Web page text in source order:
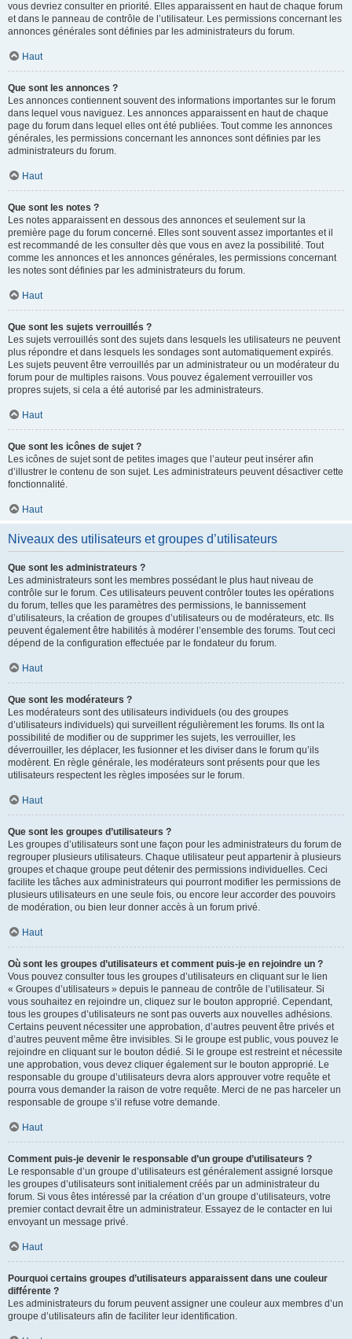
vous devriez consulter en priorité. Elles apparaissent en haut de chaque forum
et dans le panneau de contrôle de l’utilisateur. Les permissions concernant les
annonces générales sont définies par les administrateurs du forum.
Haut
Que sont les annonces ?
Les annonces contiennent souvent des informations importantes sur le forum
dans lequel vous naviguez. Les annonces apparaissent en haut de chaque
page du forum dans lequel elles ont été publiées. Tout comme les annonces
générales, les permissions concernant les annonces sont définies par les
administrateurs du forum.
Haut
Que sont les notes ?
Les notes apparaissent en dessous des annonces et seulement sur la
première page du forum concerné. Elles sont souvent assez importantes et il
est recommandé de les consulter dès que vous en avez la possibilité. Tout
comme les annonces et les annonces générales, les permissions concernant
les notes sont définies par les administrateurs du forum.
Haut
Que sont les sujets verrouillés ?
Les sujets verrouillés sont des sujets dans lesquels les utilisateurs ne peuvent
plus répondre et dans lesquels les sondages sont automatiquement expirés.
Les sujets peuvent être verrouillés par un administrateur ou un modérateur du
forum pour de multiples raisons. Vous pouvez également verrouiller vos
propres sujets, si cela a été autorisé par les administrateurs.
Haut
Que sont les icônes de sujet ?
Les icônes de sujet sont de petites images que l’auteur peut insérer afin
d’illustrer le contenu de son sujet. Les administrateurs peuvent désactiver cette
fonctionnalité.
Haut
Niveaux des utilisateurs et groupes d’utilisateurs
Que sont les administrateurs ?
Les administrateurs sont les membres possédant le plus haut niveau de
contrôle sur le forum. Ces utilisateurs peuvent contrôler toutes les opérations
du forum, telles que les paramètres des permissions, le bannissement
d’utilisateurs, la création de groupes d’utilisateurs ou de modérateurs, etc. Ils
peuvent également être habilités à modérer l’ensemble des forums. Tout ceci
dépend de la configuration effectuée par le fondateur du forum.
Haut
Que sont les modérateurs ?
Les modérateurs sont des utilisateurs individuels (ou des groupes
d’utilisateurs individuels) qui surveillent régulièrement les forums. Ils ont la
possibilité de modifier ou de supprimer les sujets, les verrouiller, les
déverrouiller, les déplacer, les fusionner et les diviser dans le forum qu’ils
modèrent. En règle générale, les modérateurs sont présents pour que les
utilisateurs respectent les règles imposées sur le forum.
Haut
Que sont les groupes d’utilisateurs ?
Les groupes d’utilisateurs sont une façon pour les administrateurs du forum de
regrouper plusieurs utilisateurs. Chaque utilisateur peut appartenir à plusieurs
groupes et chaque groupe peut détenir des permissions individuelles. Ceci
facilite les tâches aux administrateurs qui pourront modifier les permissions de
plusieurs utilisateurs en une seule fois, ou encore leur accorder des pouvoirs
de modération, ou bien leur donner accès à un forum privé.
Haut
Où sont les groupes d’utilisateurs et comment puis-je en rejoindre un ?
Vous pouvez consulter tous les groupes d’utilisateurs en cliquant sur le lien
« Groupes d’utilisateurs » depuis le panneau de contrôle de l’utilisateur. Si
vous souhaitez en rejoindre un, cliquez sur le bouton approprié. Cependant,
tous les groupes d’utilisateurs ne sont pas ouverts aux nouvelles adhésions.
Certains peuvent nécessiter une approbation, d’autres peuvent être privés et
d’autres peuvent même être invisibles. Si le groupe est public, vous pouvez le
rejoindre en cliquant sur le bouton dédié. Si le groupe est restreint et nécessite
une approbation, vous devez cliquer également sur le bouton approprié. Le
responsable du groupe d’utilisateurs devra alors approuver votre requête et
pourra vous demander la raison de votre requête. Merci de ne pas harceler un
responsable de groupe s’il refuse votre demande.
Haut
Comment puis-je devenir le responsable d’un groupe d’utilisateurs ?
Le responsable d’un groupe d’utilisateurs est généralement assigné lorsque
les groupes d’utilisateurs sont initialement créés par un administrateur du
forum. Si vous êtes intéressé par la création d’un groupe d’utilisateurs, votre
premier contact devrait être un administrateur. Essayez de le contacter en lui
envoyant un message privé.
Haut
Pourquoi certains groupes d’utilisateurs apparaissent dans une couleur
différente ?
Les administrateurs du forum peuvent assigner une couleur aux membres d’un
groupe d’utilisateurs afin de faciliter leur identification.